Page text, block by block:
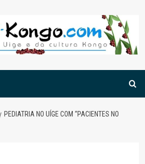
PEDIATRIA NO UÍGE COM “PACIENTES NO